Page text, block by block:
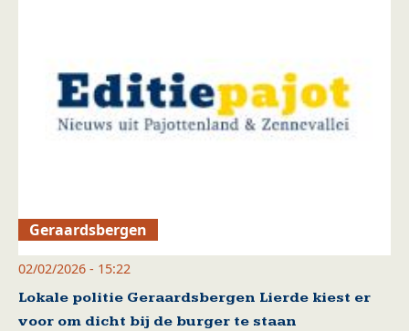
Geraardsbergen
02/02/2026 - 15:22
Lokale politie Geraardsbergen Lierde kiest er
voor om dicht bij de burger te staan